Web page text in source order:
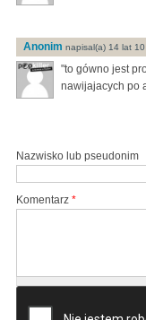
Anonim napisal(a) 14 lat
"to gówno jest
nawijajacych po
Nazwisko lub pseudonim
Komentarz *